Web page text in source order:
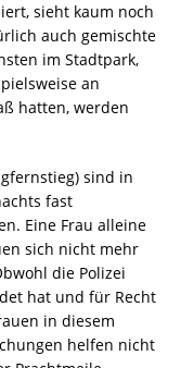
sieht kaum noch
auch gemischte
im Stadtpark,
an
hatten, werden
sind in
fast
Eine Frau alleine
sich nicht mehr
die Polizei
hat und für Recht
in diesem
helfen nicht